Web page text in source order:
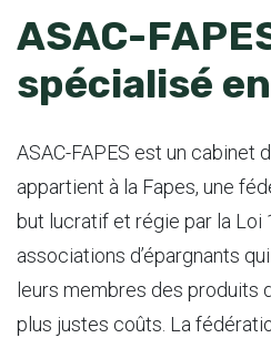
ASAC-
spécialisé
ASAC-FAPES est un cabinet de courtage qui
appartient à la Fapes, une
but lucratif et régie par la Loi
associations d’épargnants
leurs membres des produits
plus justes coûts. La